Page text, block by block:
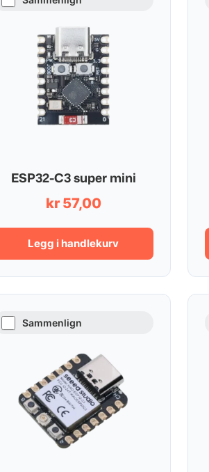
ESP32-C3 super mini
kr57,00
Legg i handlekurv
Sammenlign